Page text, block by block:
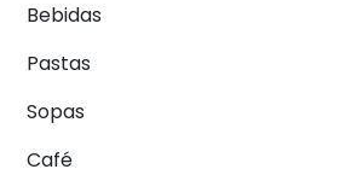
Bebidas
Pastas
Sopas
Café